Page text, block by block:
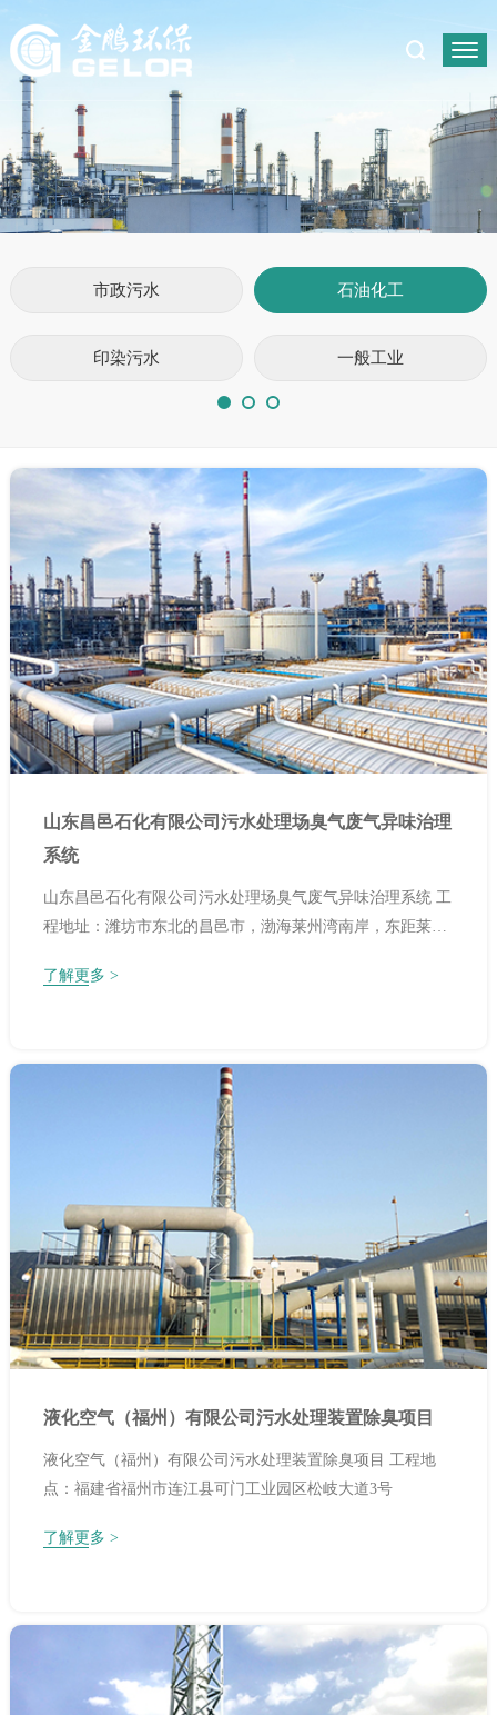
市政污水
印染污水
石油化工
一般工业
山东昌邑石化有限公司污水处理场臭气废气异味治理
系统
山东昌邑石化有限公司污水处理场臭气废气异味治理系统 工
程地址：潍坊市东北的昌邑市，渤海莱州湾南岸，东距莱州
岛城市群中心位置和环渤海经济圈的中心地带。
了解更多 >
液化空气（福州）有限公司污水处理装置除臭项目
液化空气（福州）有限公司污水处理装置除臭项目 工程地
点：福建省福州市连江县可门工业园区松岐大道3号
了解更多 >